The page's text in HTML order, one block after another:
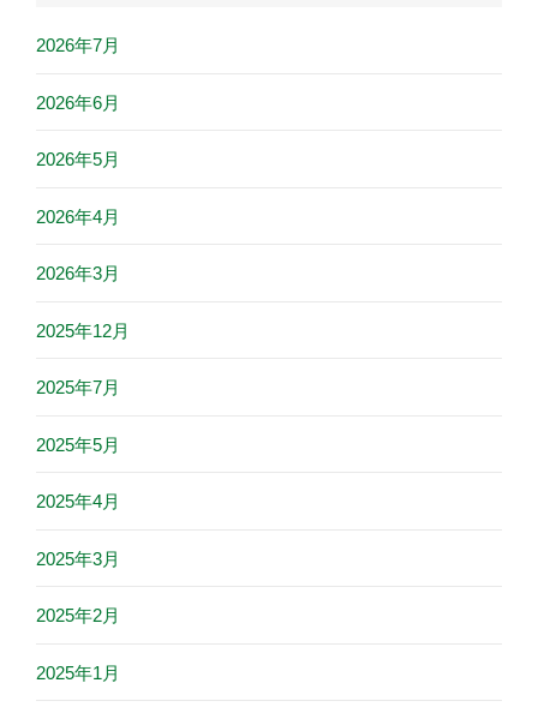
2026年7月
2026年6月
2026年5月
2026年4月
2026年3月
2025年12月
2025年7月
2025年5月
2025年4月
2025年3月
2025年2月
2025年1月